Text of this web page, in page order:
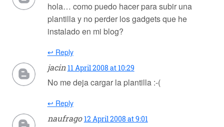
hola… como puedo hacer para subir una
plantilla y no perder los gadgets que he
instalado en mi blog?
↩ Reply
jacin 11 April 2008 at 10:29
No me deja cargar la plantilla :-(
↩ Reply
naufrago 12 April 2008 at 9:01